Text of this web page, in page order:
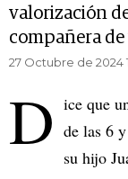
valorización
compañera
27 Octubre de 2024
D ice que
de las 6
su hijo